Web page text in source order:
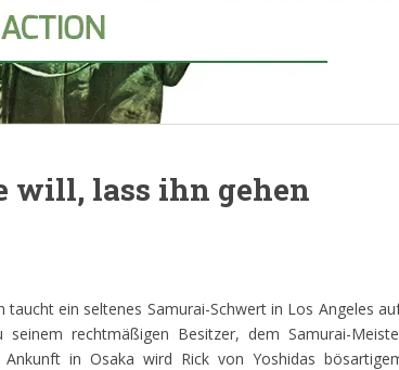
will, lass ihn gehen
taucht ein seltenes Samurai-Schwert in Los Angeles
rechtmäßigen Besitzer, dem Samurai-
in Osaka wird Rick von Yoshidas